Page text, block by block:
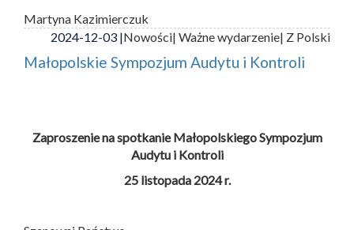
Martyna Kazimierczuk
2024-12-03 |Nowości| Ważne wydarzenie| Z Polski
Małopolskie Sympozjum Audytu i Kontroli
Zaproszenie na spotkanie Małopolskiego Sympozjum
Audytu i Kontroli
25 listopada 2024 r.